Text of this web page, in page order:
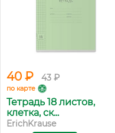
40 ₽ 43 ₽
по карте
Тетрадь 18 листов,
клетка, ск...
ErichKrause